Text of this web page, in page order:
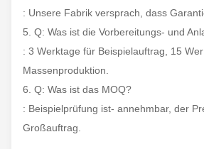
: Unsere Fabrik versprach, dass
5. Q: Was ist die Vorbereitungs- und
: 3 Werktage für Beispielauftrag, 15
Massenproduktion.
6. Q: Was ist das MOQ?
: Beispielprüfung ist- annehmbar, der
Großauftrag.